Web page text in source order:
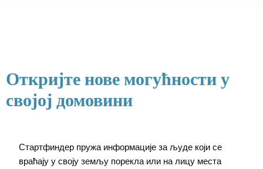
Откријте нове могућности у
својој домовини
Стартфиндер пружа информације за људе који се
враћају у своју земљу порекла или на лицу места